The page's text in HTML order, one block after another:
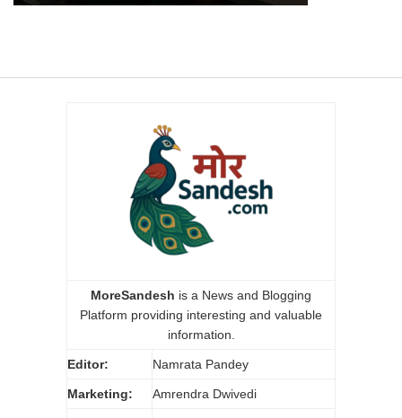
MoreSandesh is a News and Blogging
Platform providing interesting and valuable
information.
Editor: Namrata Pandey
Marketing: Amrendra Dwivedi